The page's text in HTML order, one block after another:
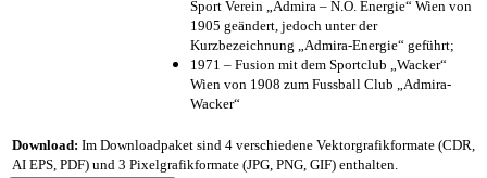
Sport Verein „Admira – N.Ö. Energie“ Wien von
1905 geändert, jedoch unter der
Kurzbezeichnung „Admira-Energie“ geführt;
1971 – Fusion mit dem Sportclub „Wacker“
Wien von 1908 zum Fussball Club „Admira-
Wacker“
Download: Im Downloadpaket sind 4 verschiedene Vektorgrafikformate (CDR,
AI EPS, PDF) und 3 Pixelgrafikformate (JPG, PNG, GIF) enthalten.